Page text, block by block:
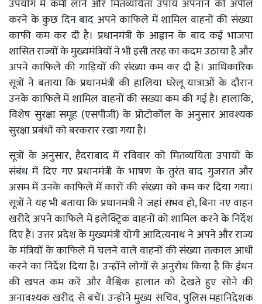
उपयोग में कमी लाने और मितव्ययिता उपाय अपनाने की अपील
करने के कुछ दिन बाद अपने काफिले में शामिल वाहनों की संख्या
काफी कम कर दी है। प्रधानमंत्री के आह्वान के बाद कई भाजपा
शासित राज्यों के मुख्यमंत्रियों ने भी इसी तरह का कदम उठाया है और
अपने काफिले की गाड़ियों की संख्या कम कर दी है। आधिकारिक
सूत्रों ने बताया कि प्रधानमंत्री की हालिया घरेलू यात्राओं के दौरान
उनके काफिले में शामिल वाहनों की संख्या कम की गई है। हालांकि,
विशेष सुरक्षा समूह (एसपीजी) के प्रोटोकॉल के अनुसार आवश्यक
सुरक्षा प्रबंधों को बरकरार रखा गया है।
सूत्रों के अनुसार, हैदराबाद में रविवार को मितव्ययिता उपायों के
संबंध में दिए गए प्रधानमंत्री के भाषण के तुरंत बाद गुजरात और
असम में उनके काफिले में कारों की संख्या को कम कर दिया गया।
सूत्रों ने यह भी बताया कि प्रधानमंत्री ने जहां संभव हो, बिना नए वाहन
खरीदे अपने काफिले में इलेक्ट्रिक वाहनों को शामिल करने के निर्देश
दिए हैं। उत्तर प्रदेश के मुख्यमंत्री योगी आदित्यनाथ ने अपने और राज्य
के मंत्रियों के काफिले में चलने वाले वाहनों की संख्या तत्काल आधी
करने का निर्देश दिया है। उन्होंने लोगों से अनुरोध किया है कि ईंधन
की खपत कम करें और वैश्विक हालात को देखते हुए सोने की
अनावश्यक खरीद से बचें। उन्होंने मुख्य सचिव, पुलिस महानिदेशक